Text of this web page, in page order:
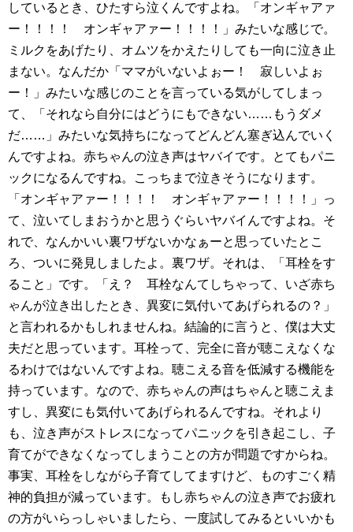
しているとき、ひたすら泣くんですよね。「オンギャアァ
ー！！！！ オンギャアァー！！！！」みたいな感じで。
ミルクをあげたり、オムツをかえたりしても一向に泣き止
まない。なんだか「ママがいないよぉー！ 寂しいよぉ
ー！」みたいな感じのことを言っている気がしてしまっ
て、「それなら自分にはどうにもできない……もうダメ
だ……」みたいな気持ちになってどんどん塞ぎ込んでいく
んですよね。赤ちゃんの泣き声はヤバイです。とてもパニ
ックになるんですね。こっちまで泣きそうになります。
「オンギャアァー！！！！ オンギャアァー！！！！」っ
て、泣いてしまおうかと思うぐらいヤバイんですよね。そ
れで、なんかいい裏ワザないかなぁーと思っていたとこ
ろ、ついに発見しましたよ。裏ワザ。それは、「耳栓をす
ること」です。「え？ 耳栓なんてしちゃって、いざ赤ち
ゃんが泣き出したとき、異変に気付いてあげられるの？」
と言われるかもしれませんね。結論的に言うと、僕は大丈
夫だと思っています。耳栓って、完全に音が聴こえなくな
るわけではないんですよね。聴こえる音を低減する機能を
持っています。なので、赤ちゃんの声はちゃんと聴こえま
すし、異変にも気付いてあげられるんですね。それより
も、泣き声がストレスになってパニックを引き起こし、子
育てができなくなってしまうことの方が問題ですからね。
事実、耳栓をしながら子育てしてますけど、ものすごく精
神的負担が減っています。もし赤ちゃんの泣き声でお疲れ
の方がいらっしゃいましたら、一度試してみるといいかも